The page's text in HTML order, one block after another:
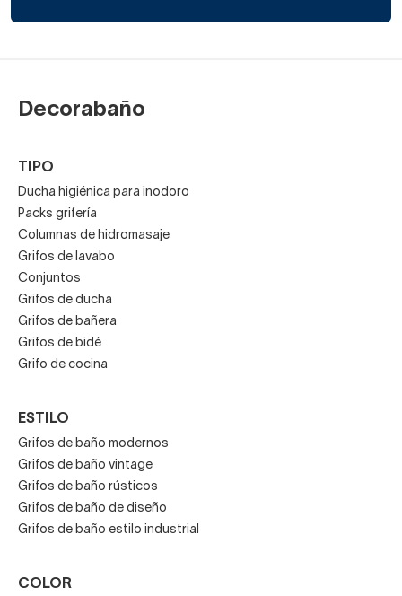
Decorabaño
TIPO
Ducha higiénica para inodoro
Packs grifería
Columnas de hidromasaje
Grifos de lavabo
Conjuntos
Grifos de ducha
Grifos de bañera
Grifos de bidé
Grifo de cocina
ESTILO
Grifos de baño modernos
Grifos de baño vintage
Grifos de baño rústicos
Grifos de baño de diseño
Grifos de baño estilo industrial
COLOR